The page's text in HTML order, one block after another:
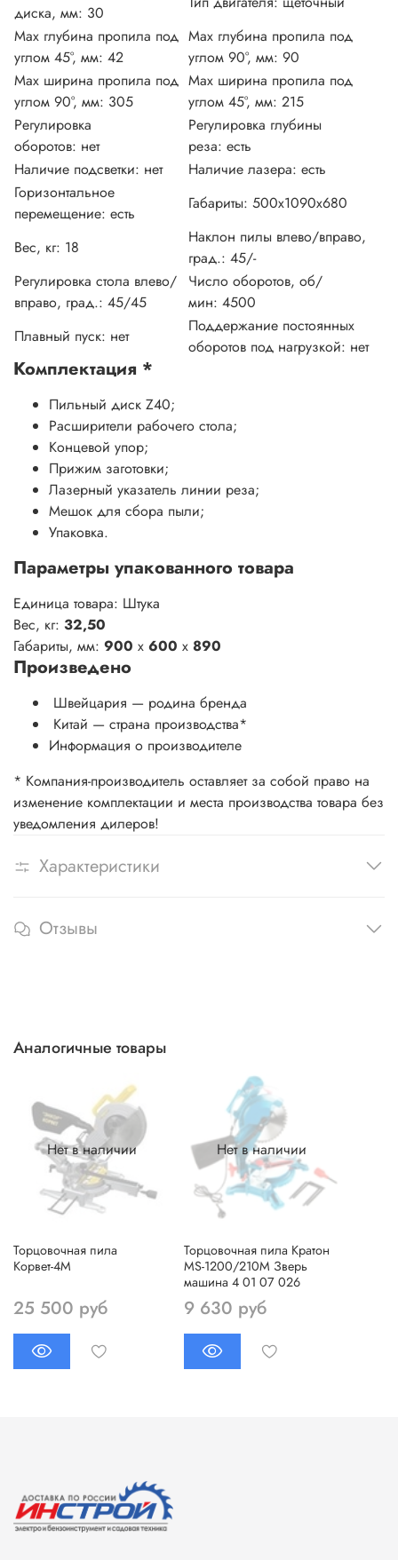
диска, мм: 30
Max глубина пропила под
углом 45°, мм: 42
Max глубина пропила под
углом 90°, мм: 90
Max ширина пропила под
углом 90°, мм: 305
Max ширина пропила под
углом 45°, мм: 215
Регулировка
оборотов: нет
Регулировка глубины
реза: есть
Наличие подсветки: нет Наличие лазера: есть
Горизонтальное
перемещение: есть
Габариты: 500х1090х680
Вес, кг: 18
Наклон пилы влево/вправо,
град.: 45/-
Регулировка стола влево/
вправо, град.: 45/45
Число оборотов, об/
мин: 4500
Плавный пуск: нет
Поддержание постоянных
оборотов под нагрузкой: нет
Комплектация *
Пильный диск Z40;
Расширители рабочего стола;
Концевой упор;
Прижим заготовки;
Лазерный указатель линии реза;
Мешок для сбора пыли;
Упаковка.
Параметры упакованного товара
Единица товара: Штука
Вес, кг: 32,50
Габариты, мм: 900 x 600 x 890
Произведено
Швейцария — родина бренда
Китай — страна производства*
Информация о производителе
* Компания-производитель оставляет за собой право на
изменение комплектации и места производства товара без
уведомления дилеров!
Характеристики
Отзывы
Аналогичные товары
Нет в наличии
Торцовочная пила
Корвет-4М
25 500 руб
Нет в наличии
Торцовочная пила Кратон
MS-1200/210М Зверь
машина 4 01 07 026
9 630 руб